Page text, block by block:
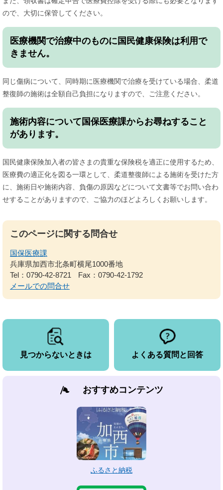
ので、大切に保管してください。
医療機関で治療中のものに国民健康保険は利用で
きません。
同じ傷病について、同時期に医療機関で治療を受けている場合、柔道
整復師の施術は全額自己負担になりますので、ご注意ください。
施術内容について国保医療課からお尋ねすること
があります。
国民健康保険加入者の皆さまの貴重な保険税を適正に使用するため、
医療費の適正化を図る一環として、柔道整復師による施術を受けた方
に、施術日や施術内容、負傷の原因などについて文書等でお問い合わ
せすることがありますので、ご協力のほどよろしくお願いします。
このページに関する問合せ
国保医療課
兵庫県加西市北条町横尾1000番地
Tel：0790-42-8721
Fax：0790-42-1792
メールでの問合せ
見つからないときは よくある質問と回答
おすすめコンテンツ
ふるさと納税